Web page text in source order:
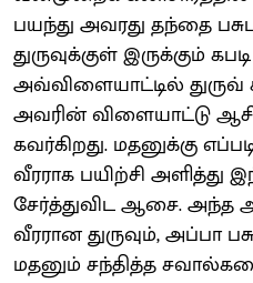
பயந்து அவரது தந்தை
துருவுக்குள் இருக்கும்
அவ்விளையாட்டில் துருவ்
அவரின் விளையாட்டு
கவர்கிறது. மதனுக்கு
வீரராக பயிற்சி அளித்து
சேர்த்துவிட ஆசை. அந்த
வீரரான துருவும், அப்பா
மதனும் சந்தித்த